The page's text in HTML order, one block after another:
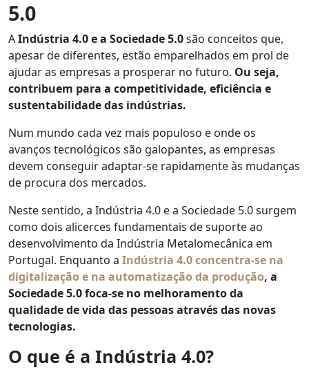
5.0
AIndústria 4.0 e a Sociedade 5.0são conceitos que,
apesar de diferentes, estão emparelhados em prol de
ajudar as empresas a prosperar no futuro. Ou seja,
contribuem para a competitividade, eficiência e
sustentabilidade das indústrias.
Num mundo cada vez mais populoso e onde os
avanços tecnológicos são galopantes, as empresas
devem conseguir adaptar-se rapidamente às mudanças
de procura dos mercados.
Neste sentido, a Indústria 4.0 e a Sociedade 5.0 surgem
como dois alicerces fundamentais de suporte ao
desenvolvimento da Indústria Metalomecânica em
Portugal. Enquanto a Indústria 4.0 concentra-se na
digitalização e na automatização da produção, a
Sociedade 5.0 foca-se no melhoramento da
qualidade de vida das pessoas através das novas
tecnologias.
O que é a Indústria 4.0?